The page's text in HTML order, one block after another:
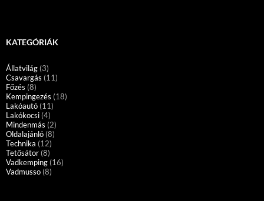
KATEGÓRIÁK
Állatvilág (3)
Csavargás (11)
Főzés (8)
Kempingezés (18)
Lakóautó (11)
Lakókocsi (4)
Mindenmás (2)
Oldalajánló (8)
Technika (12)
Tetősátor (8)
Vadkemping (16)
Vadmusso (8)